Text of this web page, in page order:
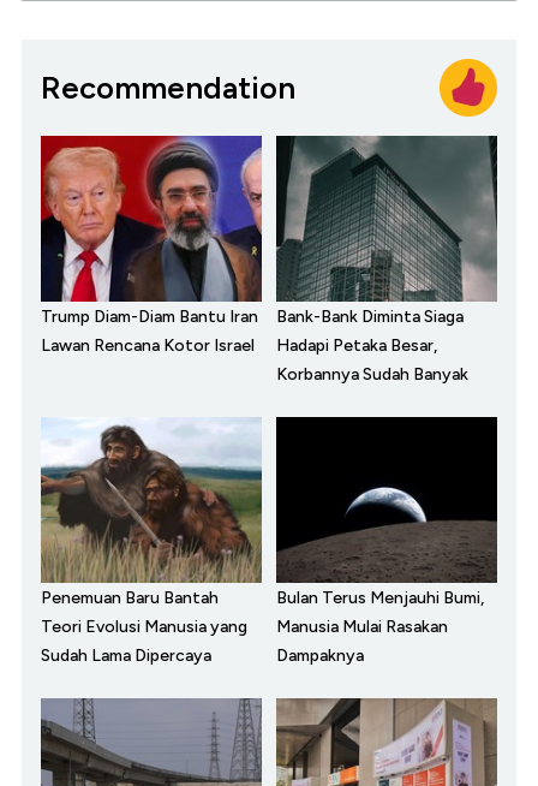
Recommendation
Trump Diam-Diam Bantu Iran
Lawan Rencana Kotor Israel
Bank-Bank Diminta Siaga
Hadapi Petaka Besar,
Korbannya Sudah Banyak
Penemuan Baru Bantah
Teori Evolusi Manusia yang
Sudah Lama Dipercaya
Bulan Terus Menjauhi Bumi,
Manusia Mulai Rasakan
Dampaknya